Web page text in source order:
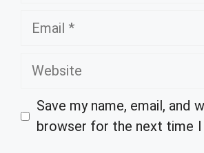
Email
Website
Save my name, email, and
browser for the next time